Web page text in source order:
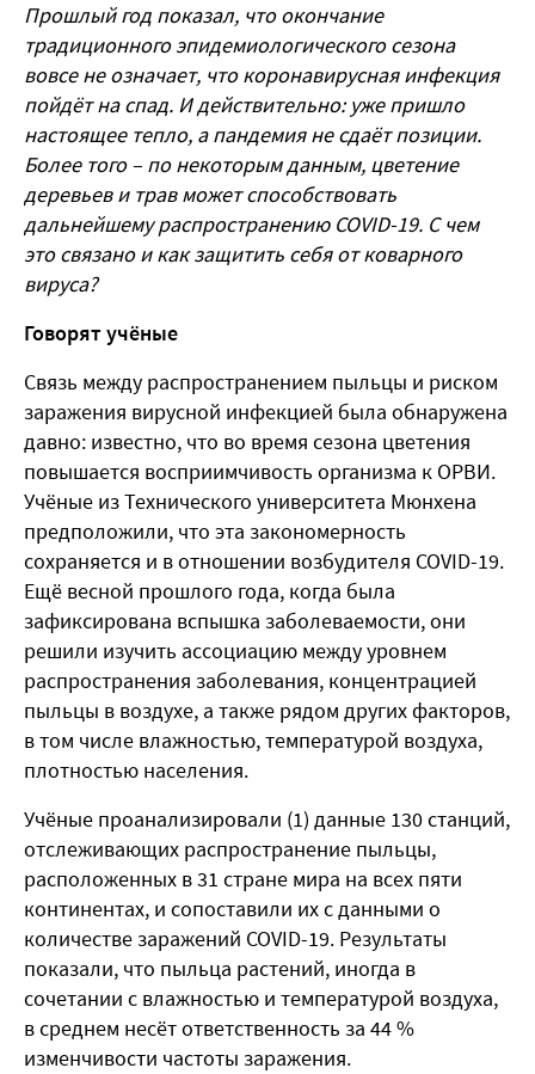
Прошлый год показал, что окончание
традиционного эпидемиологического сезона
вовсе не означает, что коронавирусная инфекция
пойдёт на спад. И действительно: уже пришло
настоящее тепло, а пандемия не сдаёт позиции.
Более того – по некоторым данным, цветение
деревьев и трав может способствовать
дальнейшему распространению COVID-19. С чем
это связано и как защитить себя от коварного
вируса?
Говорят учёные
Связь между распространением пыльцы и риском
заражения вирусной инфекцией была обнаружена
давно: известно, что во время сезона цветения
повышается восприимчивость организма к ОРВИ.
Учёные из Технического университета Мюнхена
предположили, что эта закономерность
сохраняется и в отношении возбудителя COVID-19.
Ещё весной прошлого года, когда была
зафиксирована вспышка заболеваемости, они
решили изучить ассоциацию между уровнем
распространения заболевания, концентрацией
пыльцы в воздухе, а также рядом других факторов,
в том числе влажностью, температурой воздуха,
плотностью населения.
Учёные проанализировали (1) данные 130 станций,
отслеживающих распространение пыльцы,
расположенных в 31 стране мира на всех пяти
континентах, и сопоставили их с данными о
количестве заражений COVID-19. Результаты
показали, что пыльца растений, иногда в
сочетании с влажностью и температурой воздуха,
в среднем несёт ответственность за 44 %
изменчивости частоты заражения.